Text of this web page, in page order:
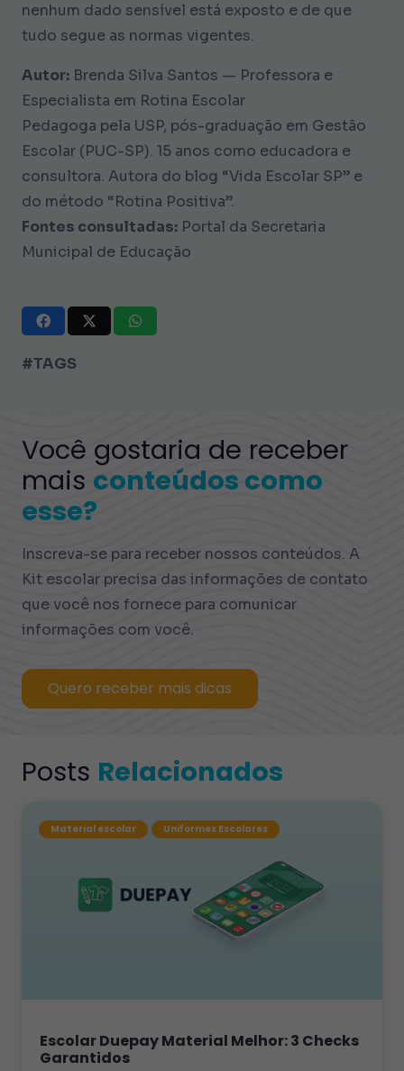
nenhum dado sensível está exposto e de que
tudo segue as normas vigentes.
Autor: Brenda Silva Santos — Professora e
Especialista em Rotina Escolar
Pedagoga pela USP, pós-graduação em Gestão
Escolar (PUC-SP). 15 anos como educadora e
consultora. Autora do blog “Vida Escolar SP” e
do método “Rotina Positiva”.
Fontes consultadas: Portal da Secretaria
Municipal de Educação
#TAGS
Você gostaria de receber
mais conteúdos como
esse?
Inscreva-se para receber nossos conteúdos. A
Kit escolar precisa das informações de contato
que você nos fornece para comunicar
informações com você.
Quero receber mais dicas
Posts Relacionados
Material escolar Uniformes Escolares
Escolar Duepay Material Melhor: 3 Checks
Garantidos